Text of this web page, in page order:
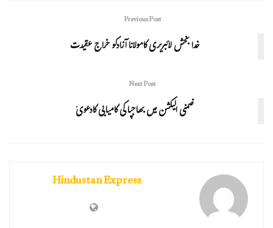
Previous Post
خدا بخش لائبریری کامولانا آزادکو خراج عقیدت
Next Post
ضمنی الیکشن میں بھاجپا کی کامیابی کادعویٰ
Hindustan Express